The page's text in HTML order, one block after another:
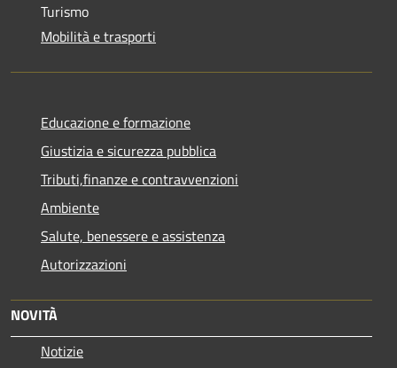
Turismo
Mobilità e trasporti
Educazione e formazione
Giustizia e sicurezza pubblica
Tributi,finanze e contravvenzioni
Ambiente
Salute, benessere e assistenza
Autorizzazioni
NOVITÀ
Notizie